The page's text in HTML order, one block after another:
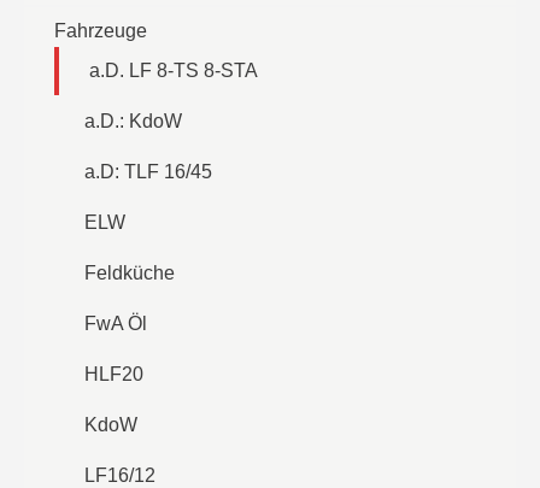
Fahrzeuge
a.D. LF 8-TS 8-STA
a.D.: KdoW
a.D: TLF 16/45
ELW
Feldküche
FwA Öl
HLF20
KdoW
LF16/12